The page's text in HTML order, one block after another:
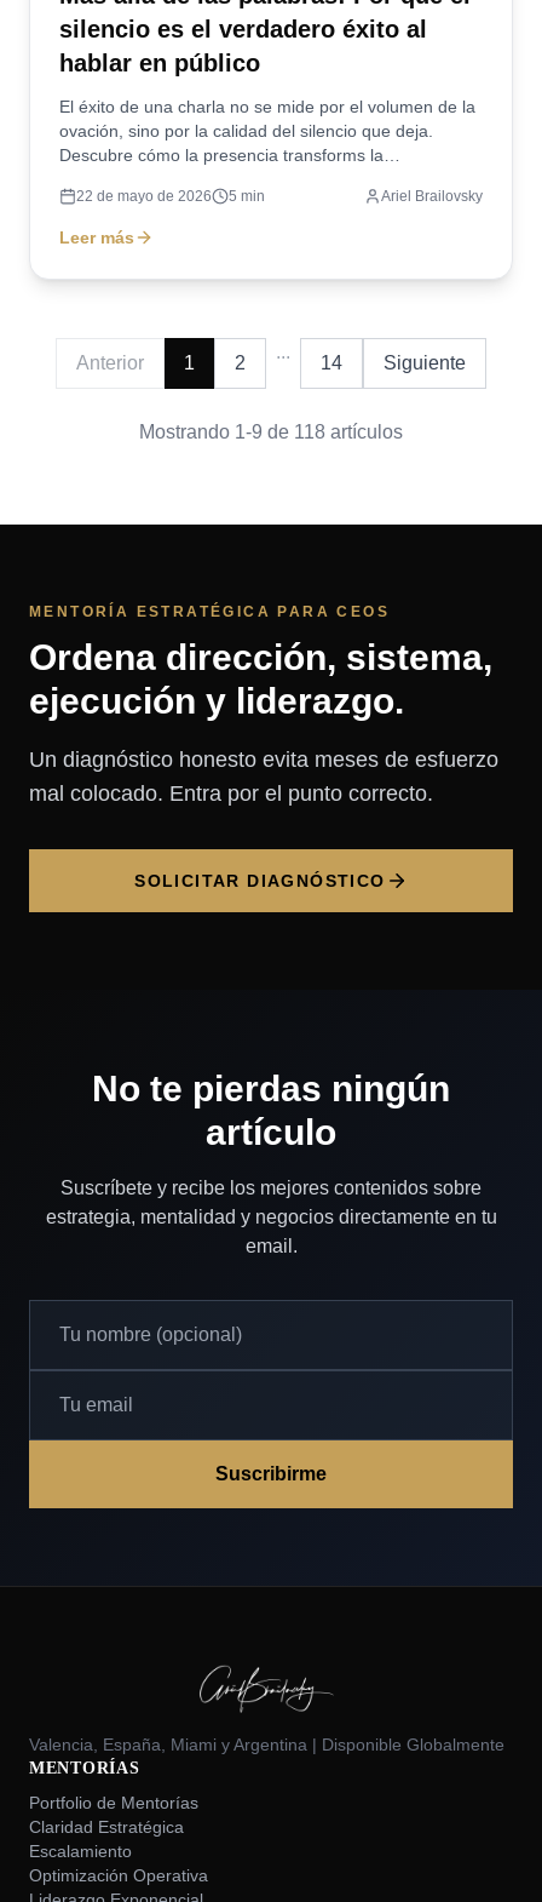
silencio es el verdadero éxito al
hablar en público
El éxito de una charla no se mide por el volumen de la
ovación, sino por la calidad del silencio que deja.
Descubre cómo la presencia transforms la
22 de mayo de 2026 5 min Ariel Brailovsky
Leer más
Anterior 1 2
...
14 Siguiente
Mostrando 1-9 de 118 artículos
MENTORÍA ESTRATÉGICA PARA CEOS
Ordena dirección, sistema,
ejecución y liderazgo.
Un diagnóstico honesto evita meses de esfuerzo
mal colocado. Entra por el punto correcto.
SOLICITAR DIAGNÓSTICO
No te pierdas ningún
artículo
Suscríbete y recibe los mejores contenidos sobre
estrategia, mentalidad y negocios directamente en tu
email.
Suscribirme
Valencia, España, Miami y Argentina | Disponible Globalmente
MENTORÍAS
Portfolio de Mentorías
Claridad Estratégica
Escalamiento
Optimización Operativa